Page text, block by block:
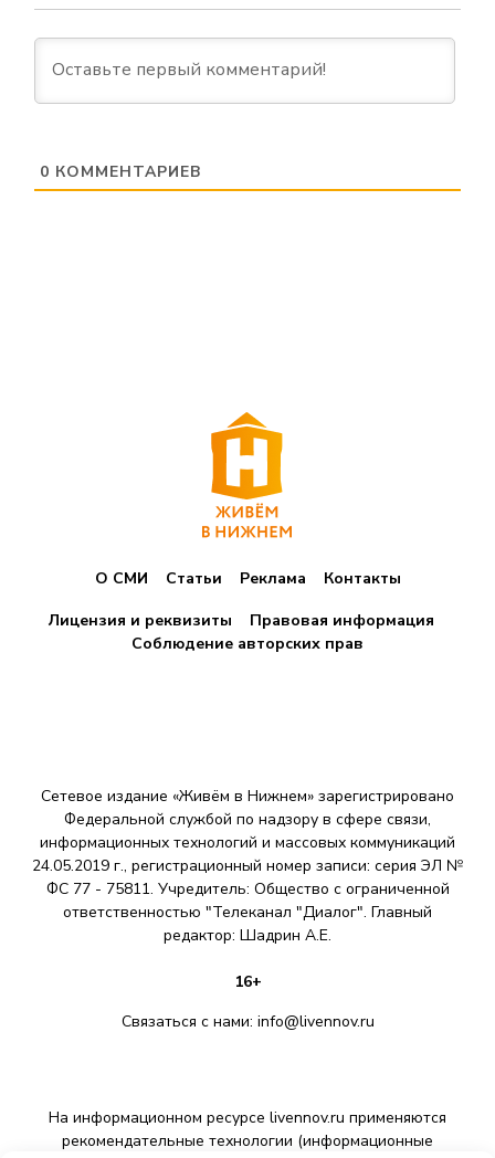
0 КОММЕНТАРИЕВ
О СМИ Статьи Реклама
Контакты
Лицензия и реквизиты
Правовая информация
Соблюдение авторских прав
Сетевое издание «Живём в Нижнем» зарегистрировано
Федеральной службой по надзору в сфере связи,
информационных технологий и массовых коммуникаций
24.05.2019 г., регистрационный номер записи: серия ЭЛ №
ФС 77 - 75811. Учредитель: Общество с ограниченной
ответственностью "Телеканал "Диалог". Главный
редактор: Шадрин A.E.
16+
Связаться с нами: info@livennov.ru
На информационном ресурсе livennov.ru применяются
рекомендательные технологии (информационные